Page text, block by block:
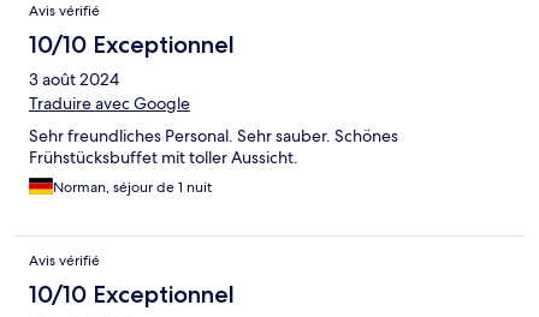
Avis vérifié
10/10 Exceptionnel
3 août 2024
Traduire avec Google
Sehr freundliches Personal. Sehr sauber. Schönes
Frühstücksbuffet mit toller Aussicht.
Norman, séjour de 1 nuit
Avis vérifié
10/10 Exceptionnel